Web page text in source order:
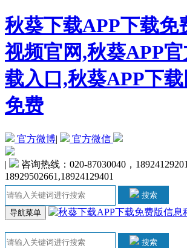
秋葵下载APP下载免
视频官网,秋葵APP
载入口,秋葵APP下
免费
官方微博| 官方微信
|
咨询热线：020-87030040，
18929502661,18924129401
搜索
导航菜单
搜索